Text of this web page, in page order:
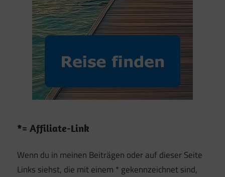
*= Affiliate-Link
Wenn du in meinen Beiträgen oder auf dieser Seite
Links siehst, die mit einem * gekennzeichnet sind,